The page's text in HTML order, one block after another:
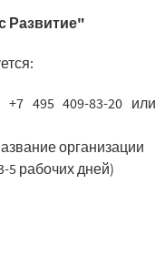
Развитие"
495 409-83-20 или
организации
5 рабочих дней)